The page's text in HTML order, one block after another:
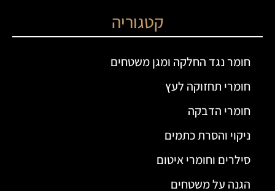
קטגוריה
חומר נגד החלקה ומגן משטחים
חומרי תחזוקה לעץ
חומרי הדבקה
ניקוי והסרת כתמים
סילרים וחומרי איטום
הגנה על משטחים